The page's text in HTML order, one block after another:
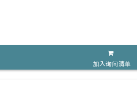
加入询问清单